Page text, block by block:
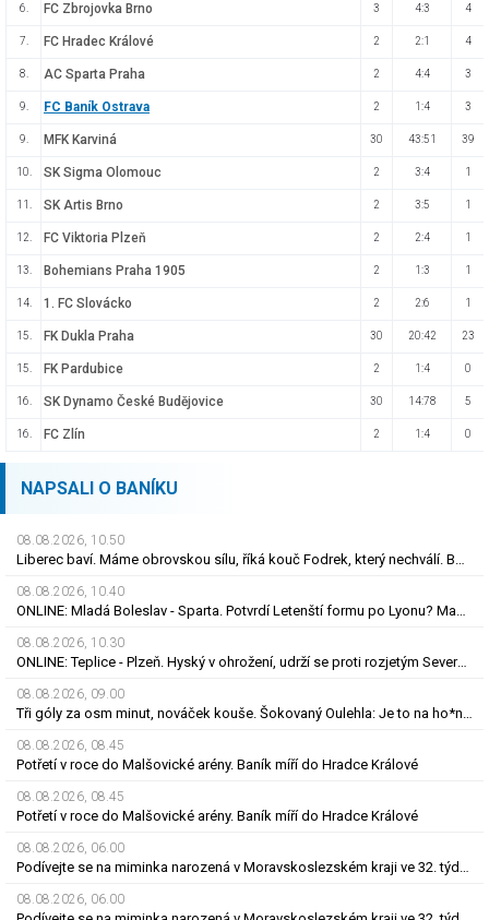
6. FC Zbrojovka Brno 3 4:3 4
7. FC Hradec Králové 2 2:1 4
8. AC Sparta Praha 2 4:4 3
9. FC Baník Ostrava 2 1:4 3
9. MFK Karviná 30 43:51 39
10. SK Sigma Olomouc 2 3:4 1
11. SK Artis Brno 2 3:5 1
12. FC Viktoria Plzeň 2 2:4 1
13. Bohemians Praha 1905 2 1:3 1
14. 1. FC Slovácko 2 2:6 1
15. FK Dukla Praha 30 20:42 23
15. FK Pardubice 2 1:4 0
16. SK Dynamo České Budějovice 30 14:78 5
16. FC Zlín 2 1:4 0
NAPSALI O BANÍKU
08.08.2026, 10.50
Liberec baví. Máme obrovskou sílu, říká kouč Fodrek, který nechválí. Bořil? Nic vážného
08.08.2026, 10.40
ONLINE: Mladá Boleslav - Sparta. Potvrdí Letenští formu po Lyonu? Macek proti svým
08.08.2026, 10.30
ONLINE: Teplice - Plzeň. Hyský v ohrožení, udrží se proti rozjetým Severočechům?
08.08.2026, 09.00
Tři góly za osm minut, nováček kouše. Šokovaný Oulehla: Je to na ho*no, řešíme posily
08.08.2026, 08.45
Potřetí v roce do Malšovické arény. Baník míří do Hradce Králové
08.08.2026, 08.45
Potřetí v roce do Malšovické arény. Baník míří do Hradce Králové
08.08.2026, 06.00
Podívejte se na miminka narozená v Moravskoslezském kraji ve 32. týdnu roku 2026
08.08.2026, 06.00